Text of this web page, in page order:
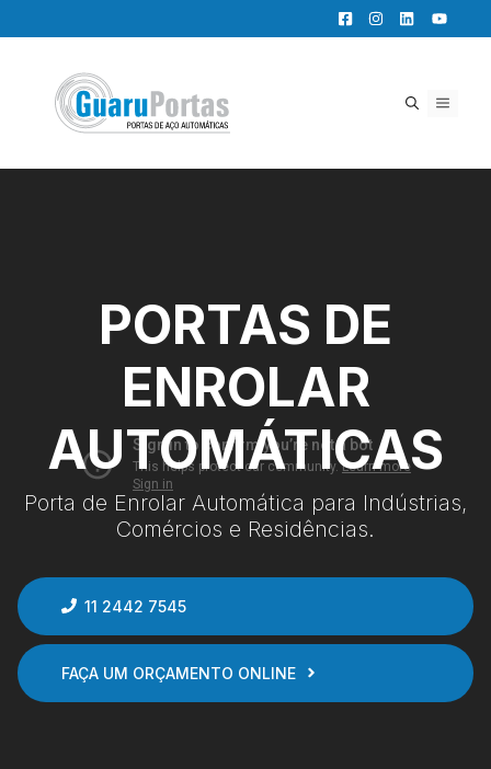
para
conteúdo
MENU
PORTAS DE
ENROLAR
AUTOMÁTICAS
Porta de Enrolar Automática para Indústrias,
Comércios e Residências.
11 2442 7545
FAÇA UM ORÇAMENTO ONLINE